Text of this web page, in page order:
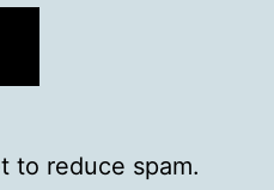
to reduce spam.